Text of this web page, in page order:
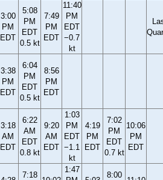
3:00
PM
EDT
5:08
PM
EDT
0.5 kt
7:49
PM
EDT
11:40
PM
EDT
−0.7
kt
3:38
PM
EDT
6:04
PM
EDT
0.5 kt
8:56
PM
EDT
3:18
AM
EDT
6:22
AM
EDT
0.8 kt
9:20
AM
EDT
1:03
PM
EDT
−1.1
kt
4:19
PM
EDT
7:02
PM
EDT
0.7 kt
10:06
PM
EDT
7:18
1:47
8:00